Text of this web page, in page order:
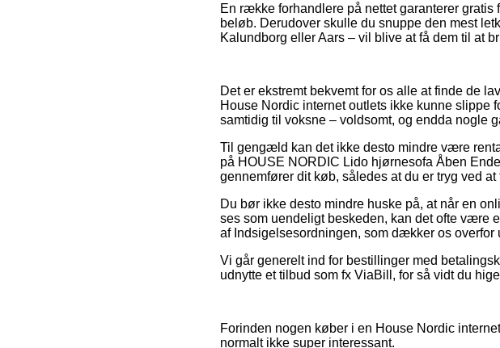
En række forhandlere på nettet garanterer
beløb. Derudover skulle du snuppe den mest
Kalundborg eller Aars – vil blive at få dem til at
Det er ekstremt bekvemt for os alle at finde de
House Nordic internet outlets ikke kunne slippe
samtidig til voksne – voldsomt, og endda nogle
Til gengæld kan det ikke desto mindre være
på HOUSE NORDIC Lido hjørnesofa Åben
gennemfører dit køb, således at du er tryg ved at
Du bør ikke desto mindre huske på, at når en
ses som uendeligt beskeden, kan det ofte være
af Indsigelsesordningen, som dækker os overfor
Vi går generelt ind for bestillinger med
udnytte et tilbud som fx ViaBill, for så vidt du
Forinden nogen køber i en House Nordic
normalt ikke super interessant.